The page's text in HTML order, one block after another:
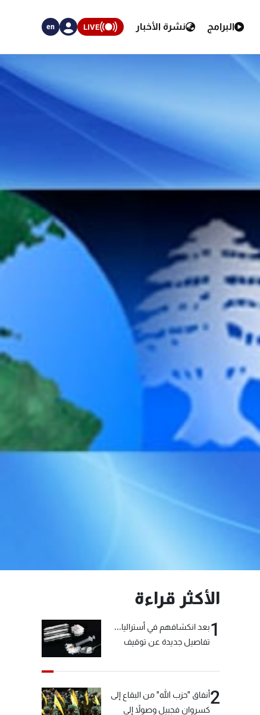
البرامج نشرة الأخبار LIVE
en
الأكثر قراءة
1بعد انكشافهم في أستراليا...
تفاصيل جديدة عن توقيف
2أنفاق "حزب الله" من البقاع إلى
كسروان فجبيل وصولاً إلى